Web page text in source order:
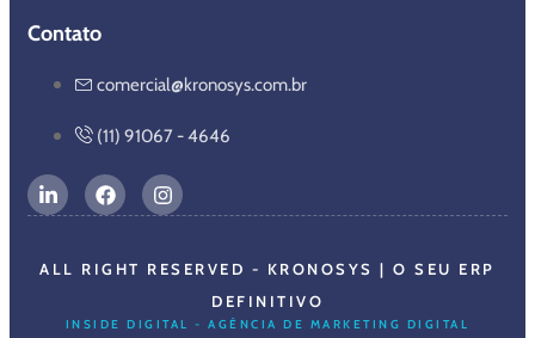
Contato
comercial@kronosys.com.br
(11) 91067 - 4646
ALL RIGHT RESERVED - KRONOSYS | O SEU ERP
DEFINITIVO
INSIDE DIGITAL - AGÊNCIA DE MARKETING DIGITAL